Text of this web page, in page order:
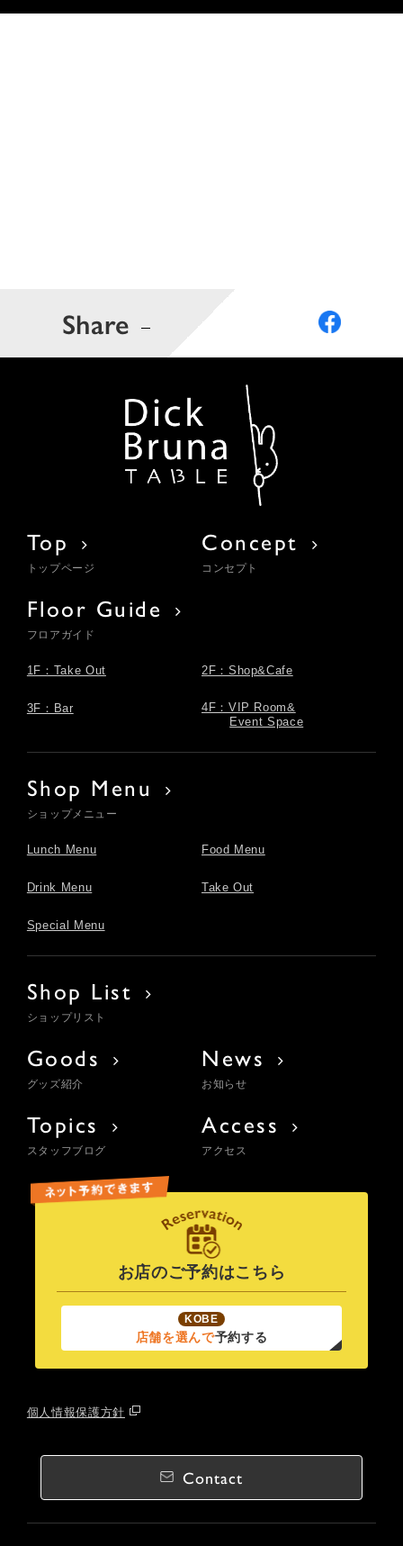
Share
Top
トップページ
Concept
コンセプト
Floor Guide
フロアガイド
1F：Take Out 2F：Shop&Cafe
3F：Bar
4F：VIP Room&
Event Space
Shop Menu
ショップメニュー
Lunch Menu Food Menu
Drink Menu Take Out
Special Menu
Shop List
ショップリスト
Goods
グッズ紹介
News
お知らせ
Topics
スタッフブログ
Access
アクセス
お店のご予約はこちら
KOBE
店舗を選んで予約する
個人情報保護方針
Contact